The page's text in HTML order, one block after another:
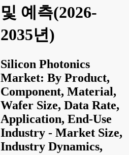
및 예측(2026-
2035년)
Silicon Photonics
Market: By Product,
Component, Material,
Wafer Size, Data Rate,
Application, End-Use
Industry - Market Size,
Industry Dynamics,